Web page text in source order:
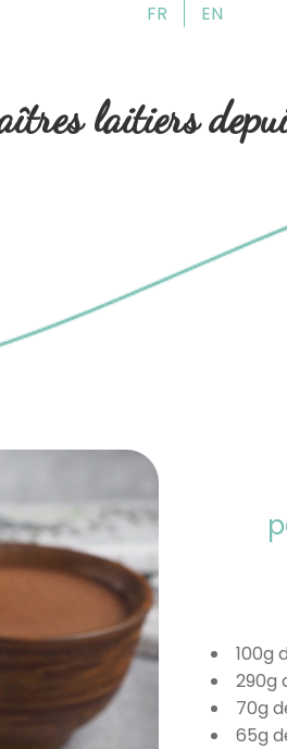
FR
EN
navigation
laitiers
100g
290g
70g
65g